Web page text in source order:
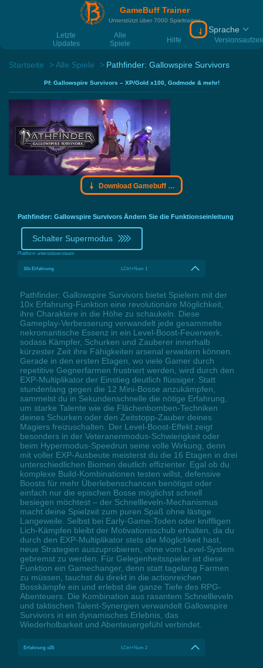
GameBuff Trainer
Unterstützt über 7000 Spieltrainer
Letzte
Updates
Alle
Spiele
Hilfe
Download
Sprache
Startseite Alle Spiele Pathfinder: Gallowspire Survivors
Pf: Gallowspire Survivors – XP/Gold x100, Godmode & mehr!
Download Gamebuff Trainer
Pathfinder: Gallowspire Survivors Ändern Sie die Funktionseinleitung
Schalter Supermodus
Plattform unterstützen:steam
10x Erfahrung LCtrl+Num 1
Pathfinder: Gallowspire Survivors bietet Spielern mit der
10x Erfahrung-Funktion eine revolutionäre Möglichkeit,
ihre Charaktere in die Höhe zu schaukeln. Diese
Gameplay-Verbesserung verwandelt jede gesammelte
nekromantische Essenz in ein Level-Boost-Feuerwerk,
sodass Kämpfer, Schurken und Zauberer innerhalb
kürzester Zeit ihre Fähigkeiten arsenal erweitern können.
Gerade in den ersten Etagen, wo viele Gamer durch
repetitive Gegnerfarmen frustriert werden, wird durch den
EXP-Multiplikator der Einstieg deutlich flüssiger. Statt
stundenlang gegen die 12 Mini-Bosse anzukämpfen,
sammelst du in Sekundenschnelle die nötige Erfahrung,
um starke Talente wie die Flächenbomben-Techniken
deines Schurken oder den Zeitstopp-Zauber deines
Magiers freizuschalten. Der Level-Boost-Effekt zeigt
besonders in der Veteranenmodus-Schwierigkeit oder
beim Hypermodus-Speedrun seine volle Wirkung, denn
mit voller EXP-Ausbeute meisterst du die 16 Etagen in drei
unterschiedlichen Biomen deutlich effizienter. Egal ob du
komplexe Build-Kombinationen testen willst, defensive
Boosts für mehr Überlebenschancen benötigst oder
einfach nur die epischen Bosse möglichst schnell
besiegen möchtest – der Schnellleveln-Mechanismus
macht deine Spielzeit zum puren Spaß ohne lästige
Langeweile. Selbst bei Early-Game-Toden oder kniffligen
Lich-Kämpfen bleibt der Motivationsschub erhalten, da du
durch den EXP-Multiplikator stets die Möglichkeit hast,
neue Strategien auszuprobieren, ohne vom Level-System
gebremst zu werden. Für Gelegenheitsspieler ist diese
Funktion ein Gamechanger, denn statt tagelang Farmen
zu müssen, tauchst du direkt in die actionreichen
Bosskämpfe ein und erlebst die ganze Tiefe des RPG-
Abenteuers. Die Kombination aus rasantem Schnellleveln
und taktischen Talent-Synergien verwandelt Gallowspire
Survivors in ein dynamisches Erlebnis, das
Wiederholbarkeit und Abenteuergefühl verbindet.
Erfahrung x25 LCtrl+Num 2